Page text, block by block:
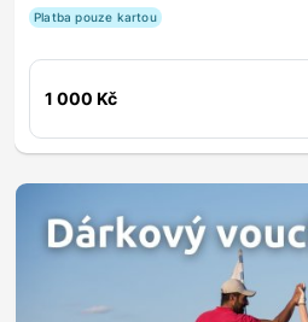
Platba pouze kartou
1 000 Kč